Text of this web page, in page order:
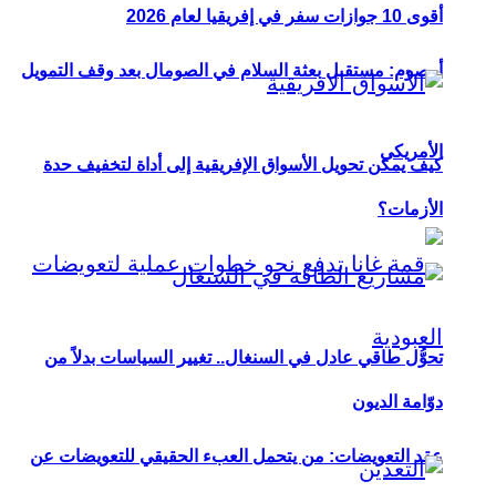
أوصوم: مستقبل بعثة السلام في الصومال بعد وقف التمويل
الأمريكي
عقد التعويضات: من يتحمل العبء الحقيقي للتعويضات عن
أقوى 10 جوازات سفر في إفريقيا لعام 2026
كيف يمكن تحويل الأسواق الإفريقية إلى أداة لتخفيف حدة
الأزمات؟
تحوُّل طاقي عادل في السنغال.. تغيير السياسات بدلاً من
دوّامة الديون